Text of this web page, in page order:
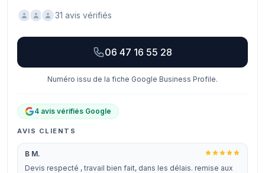
31 avis vérifiés
06 47 16 55 28
Numéro issu de la fiche Google Business Profile.
4 avis vérifiés Google
AVIS CLIENTS
B M.
Devis respecté , travail bien fait, dans les délais. remise aux